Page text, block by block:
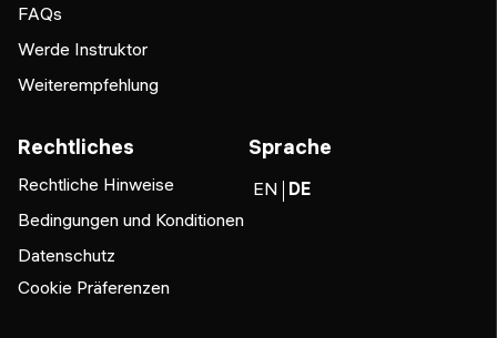
FAQs
Werde Instruktor
Weiterempfehlung
Rechtliches
Rechtliche Hinweise
Bedingungen und Konditionen
Datenschutz
Cookie Präferenzen
Sprache
EN DE